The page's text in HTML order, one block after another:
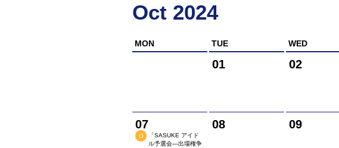
Oct 2024
MON TUE WED
01 02
07
O
「SASUKE アイド
ル予選会―出場権争
08 09